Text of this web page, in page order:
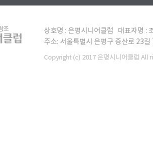
상호명 : 은평시니어클럽 대표자명
주소: 서울특별시 은평구 증산로
Copyright (c) 2017 은평시니어클럽